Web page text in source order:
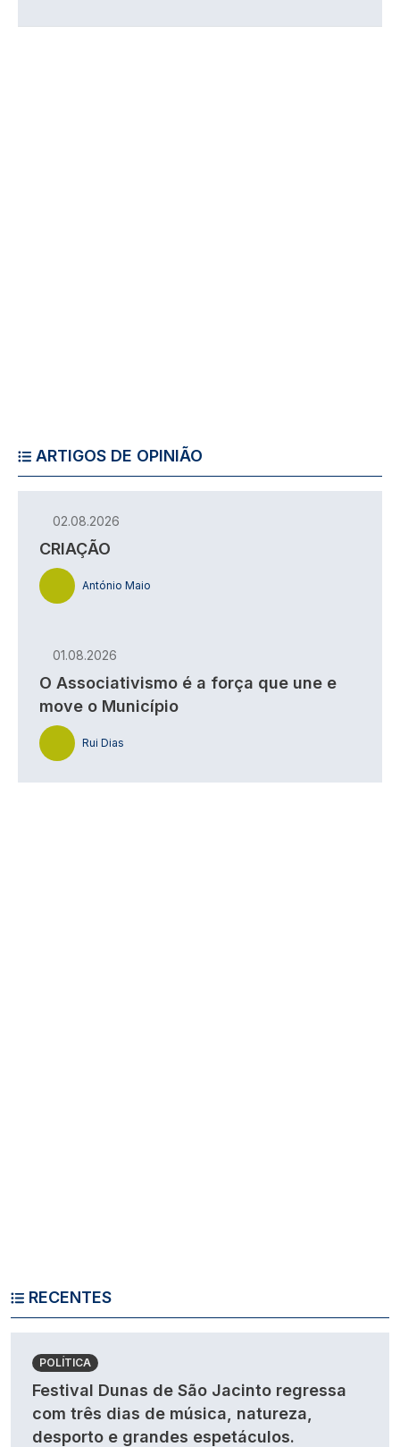
ARTIGOS DE OPINIÃO
02.08.2026
CRIAÇÃO
António Maio
01.08.2026
O Associativismo é a força que une e
move o Município
Rui Dias
RECENTES
POLÍTICA
Festival Dunas de São Jacinto regressa
com três dias de música, natureza,
desporto e grandes espetáculos.